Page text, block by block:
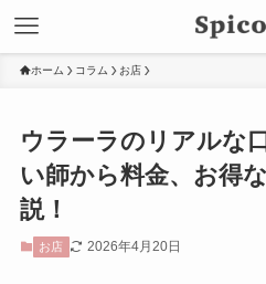
ホーム コラム お店
ウラーラのリアルな
い師から料金、お得
説！
お店 2026年4月20日